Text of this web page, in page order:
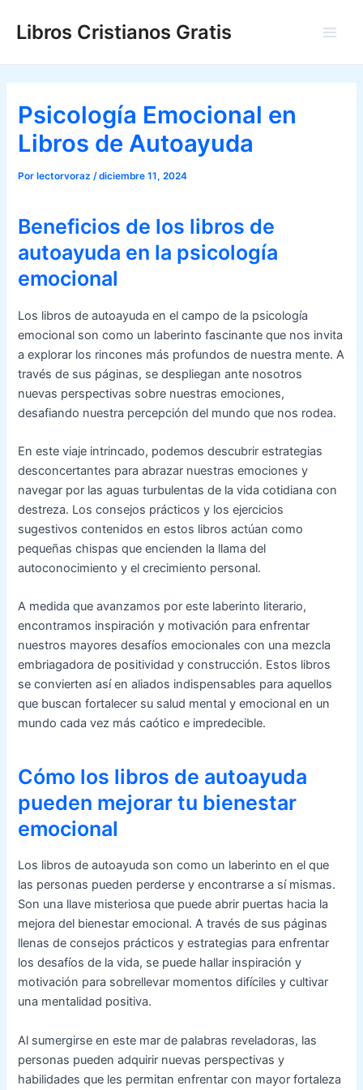
Libros Cristianos Gratis
Psicología Emocional en
Libros de Autoayuda
Porlectorvoraz /diciembre 11, 2024
Beneficios de los libros de
autoayuda en la psicología
emocional
Los libros de autoayuda en el campo de la psicología
emocional son como un laberinto fascinante que nos invita
a explorar los rincones más profundos de nuestra mente. A
través de sus páginas, se despliegan ante nosotros
nuevas perspectivas sobre nuestras emociones,
desafiando nuestra percepción del mundo que nos rodea.
En este viaje intrincado, podemos descubrir estrategias
desconcertantes para abrazar nuestras emociones y
navegar por las aguas turbulentas de la vida cotidiana con
destreza. Los consejos prácticos y los ejercicios
sugestivos contenidos en estos libros actúan como
pequeñas chispas que encienden la llama del
autoconocimiento y el crecimiento personal.
A medida que avanzamos por este laberinto literario,
encontramos inspiración y motivación para enfrentar
nuestros mayores desafíos emocionales con una mezcla
embriagadora de positividad y construcción. Estos libros
se convierten así en aliados indispensables para aquellos
que buscan fortalecer su salud mental y emocional en un
mundo cada vez más caótico e impredecible.
Cómo los libros de autoayuda
pueden mejorar tu bienestar
emocional
Los libros de autoayuda son como un laberinto en el que
las personas pueden perderse y encontrarse a sí mismas.
Son una llave misteriosa que puede abrir puertas hacia la
mejora del bienestar emocional. A través de sus páginas
llenas de consejos prácticos y estrategias para enfrentar
los desafíos de la vida, se puede hallar inspiración y
motivación para sobrellevar momentos difíciles y cultivar
una mentalidad positiva.
Al sumergirse en este mar de palabras reveladoras, las
personas pueden adquirir nuevas perspectivas y
habilidades que les permitan enfrentar con mayor fortaleza